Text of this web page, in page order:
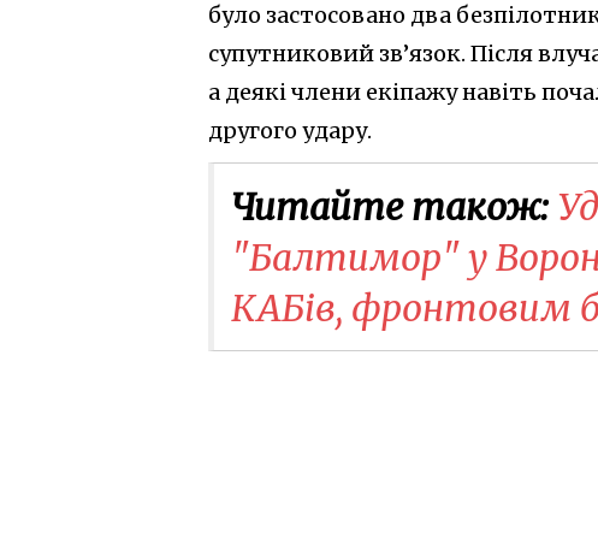
було застосовано два
супутниковий зв’язок. Після
а деякі члени екіпажу навіть
другого удару.
Читайте також:
"Балтимор" у
КАБів, фронтовим